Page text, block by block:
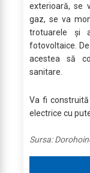
exterioară, se
gaz, se va
trotuarele și
fotovoltaice.
acestea să
sanitare.
Va fi
electrice cu
Sursa: